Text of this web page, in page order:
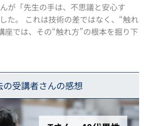
が「先生の手は、不思議と安心す
た。 これは技術の差ではなく、“触れ
座では、その“触れ方”の根本を掘り下
の受講者さんの感想